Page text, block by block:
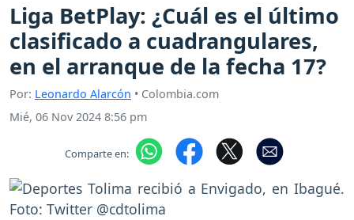
Liga BetPlay: ¿Cuál es el último
clasificado a cuadrangulares,
en el arranque de la fecha 17?
Por: Leonardo Alarcón • Colombia.com
Mié, 06 Nov 2024 8:56 pm
Comparte en: